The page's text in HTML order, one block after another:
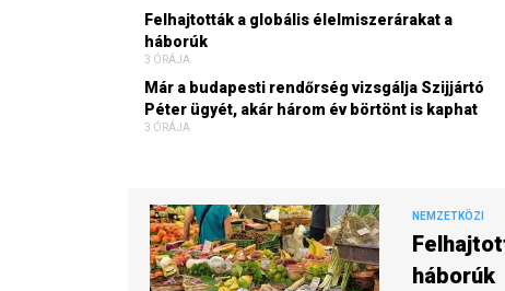
Felhajtották a globális élelmiszerárakat a
háborúk
3 ÓRÁJA
Már a budapesti rendőrség vizsgálja Szijjártó
Péter ügyét, akár három év börtönt is kaphat
3 ÓRÁJA
NEMZETKÖZI
háborúk